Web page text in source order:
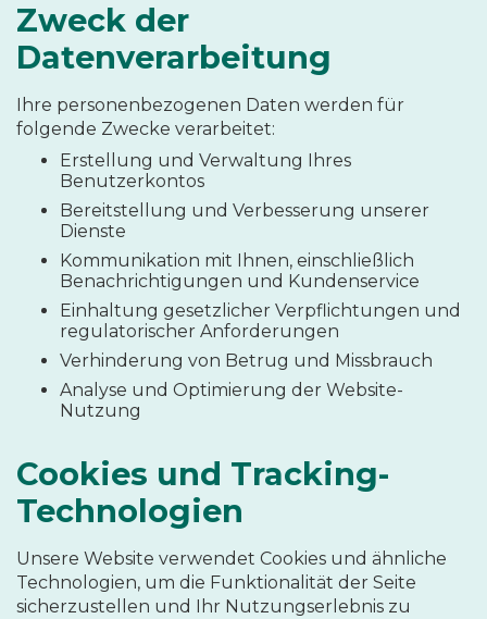
Zweck der
Datenverarbeitung
Ihre personenbezogenen Daten werden für
folgende Zwecke verarbeitet:
Erstellung und Verwaltung Ihres
Benutzerkontos
Bereitstellung und Verbesserung unserer
Dienste
Kommunikation mit Ihnen, einschließlich
Benachrichtigungen und Kundenservice
Einhaltung gesetzlicher Verpflichtungen und
regulatorischer Anforderungen
Verhinderung von Betrug und Missbrauch
Analyse und Optimierung der Website-
Nutzung
Cookies und Tracking-
Technologien
Unsere Website verwendet Cookies und ähnliche
Technologien, um die Funktionalität der Seite
sicherzustellen und Ihr Nutzungserlebnis zu